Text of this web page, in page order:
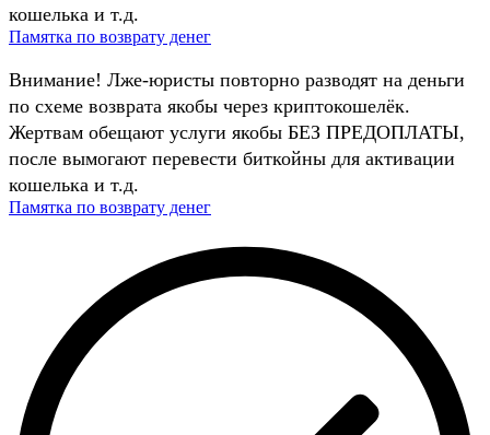
кошелька и т.д.
Памятка по возврату денег
Внимание! Лже-юристы повторно разводят на деньги
по схеме возврата якобы через криптокошелёк.
Жертвам обещают услуги якобы БЕЗ ПРЕДОПЛАТЫ,
после вымогают перевести биткойны для активации
кошелька и т.д.
Памятка по возврату денег